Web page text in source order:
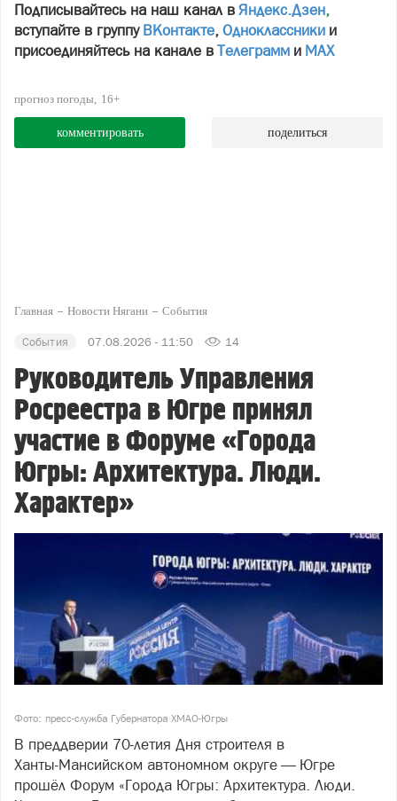
Подписывайтесь на наш канал в Яндекс.Дзен,
вступайте в группу ВКонтакте, Одноклассники и
присоединяйтесь на канале в Телеграмм и МАХ
прогноз погоды 16+
комментировать поделиться
Главная Новости Нягани События
События 07.08.2026 - 11:50 14
Руководитель Управления
Росреестра в Югре принял
участие в Форуме «Города
Югры: Архитектура. Люди.
Характер»
Фото: пресс-служба Губернатора ХМАО-Югры
В преддверии 70‑летия Дня строителя в
Ханты‑Мансийском автономном округе — Югре
прошёл Форум «Города Югры: Архитектура. Люди.